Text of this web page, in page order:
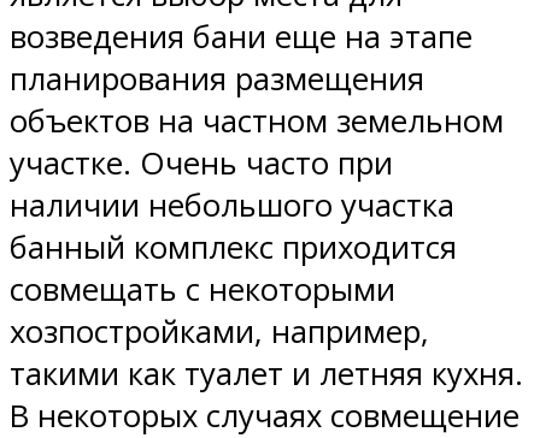
возведения бани еще на этапе
планирования размещения
объектов на частном земельном
участке. Очень часто при
наличии небольшого участка
банный комплекс приходится
совмещать с некоторыми
хозпостройками, например,
такими как туалет и летняя кухня.
В некоторых случаях совмещение